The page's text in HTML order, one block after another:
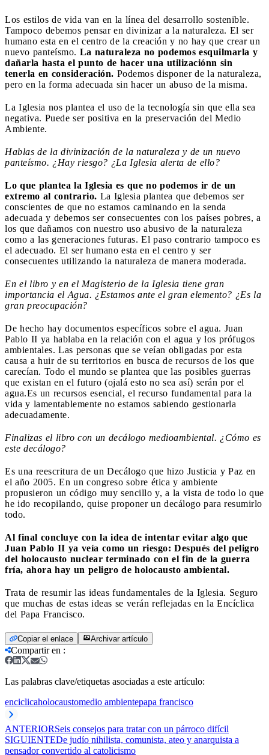
Los estilos de vida van en la línea del desarrollo sostenible.
Tampoco debemos pensar en divinizar a la naturaleza. El ser
humano esta en el centro de la creación y no hay que crear un
nuevo panteísmo. La naturaleza no podemos esquilmarla y
dañarla hasta el punto de hacer una utilizaciónn sin
tenerla en consideración. Podemos disponer de la naturaleza,
pero en la forma adecuada sin hacer un abuso de la misma.
La Iglesia nos plantea el uso de la tecnología sin que ella sea
negativa. Puede ser positiva en la preservación del Medio
Ambiente.
Hablas de la divinización de la naturaleza y de un nuevo
panteísmo. ¿Hay riesgo? ¿La Iglesia alerta de ello?
Lo que plantea la Iglesia es que no podemos ir de un
extremo al contrario. La Iglesia plantea que debemos ser
conscientes de que no estamos caminando en la senda
adecuada y debemos ser consecuentes con los países pobres, a
los que dañamos con nuestro uso abusivo de la naturaleza
como a las generaciones futuras. El paso contrario tampoco es
el adecuado. El ser humano esta en el centro y ser
consecuentes utilizando la naturaleza de manera moderada.
En el libro y en el Magisterio de la Iglesia tiene gran
importancia el Agua. ¿Estamos ante el gran elemento? ¿Es la
gran preocupación?
De hecho hay documentos específicos sobre el agua. Juan
Pablo II ya hablaba en la relación con el agua y los prófugos
ambientales. Las personas que se veían obligadas por esta
causa a huir de su territorios en busca de recursos de los que
carecían. Todo el mundo se plantea que las posibles guerras
que existan en el futuro (ojalá esto no sea así) serán por el
agua.Es un recursos esencial, el recurso fundamental para la
vida y lamentablemente no estamos sabiendo gestionarla
adecuadamente.
Finalizas el libro con un decálogo medioambiental. ¿Cómo es
este decálogo?
Es una reescritura de un Decálogo que hizo Justicia y Paz en
el año 2005. En un congreso sobre ética y ambiente
propusieron un código muy sencillo y, a la vista de todo lo que
he ido recopilando, quise proponer un decálogo para resumirlo
todo.
Al final concluye con la idea de intentar evitar algo que
Juan Pablo II ya veía como un riesgo: Después del peligro
del holocausto nuclear terminado con el fin de la guerra
fría, ahora hay un peligro de holocausto ambiental.
Trata de resumir las ideas fundamentales de la Iglesia. Seguro
que muchas de estas ideas se verán reflejadas en la Encíclica
del Papa Francisco.
Copiar el enlace Archivar artículo
Compartir en :
Las palabras clave/etiquetas asociadas a este artículo:
enciclicaholocaustomedio ambientepapa francisco
ANTERIORSeis consejos para tratar con un párroco difícil
SIGUIENTEDe judío nihilista, comunista, ateo y anarquista a
pensador convertido al catolicismo